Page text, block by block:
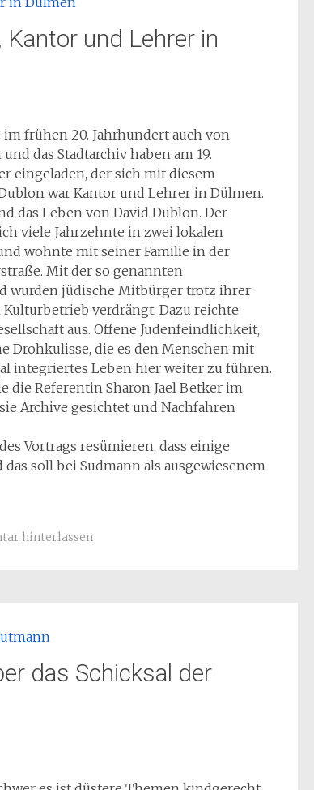
und Lehrer in
frühen 20. Jahrhundert auch von
das Stadtarchiv haben am 19.
eingeladen, der sich mit diesem
war Kantor und Lehrer in Dülmen.
das Leben von David Dublon. Der
viele Jahrzehnte in zwei lokalen
wohnte mit seiner Familie in der
Mit der so genannten
wurden jüdische Mitbürger trotz ihrer
verdrängt. Dazu reichte
aus. Offene Judenfeindlichkeit,
Drohkulisse, die es den Menschen mit
integriertes Leben hier weiter zu führen.
die Referentin Sharon Jael Betker im
Archive gesichtet und Nachfahren
Vortrags resümieren, dass einige
soll bei Sudmann als ausgewiesenem
hinterlassen
das Schicksal der